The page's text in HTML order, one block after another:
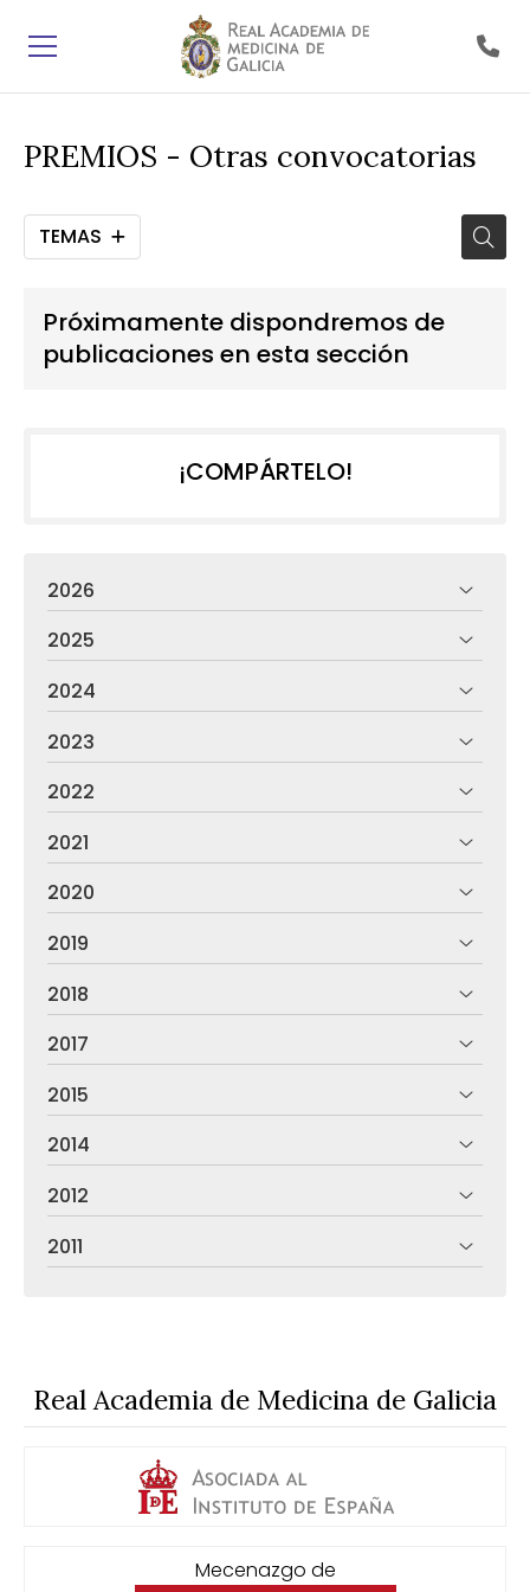
PREMIOS - Otras convocatorias
TEMAS
Próximamente dispondremos de
publicaciones en esta sección
¡COMPÁRTELO!
2026
2025
2024
2023
2022
2021
2020
2019
2018
2017
2015
2014
2012
2011
Real Academia de Medicina de Galicia
Mecenazgo de